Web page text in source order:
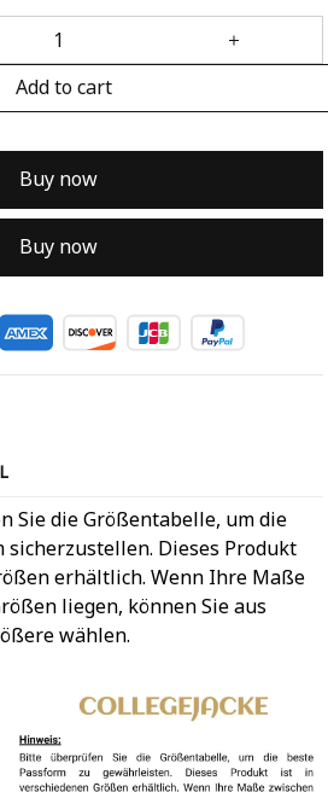
Add to cart
Buy now
Buy now
Sie die Größentabelle, um die
sicherzustellen. Dieses Produkt
erhältlich. Wenn Ihre Maße
liegen, können Sie aus
wählen.